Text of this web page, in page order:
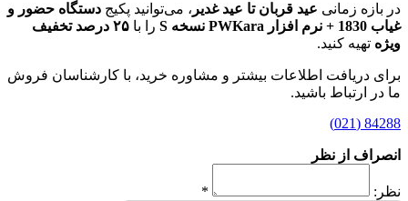
در بازه زمانی عید قربان تا عید غدیر ، می‌توانید پکیج دستگاه حضور و
غیاب 1830 + نرم افزار PWKara نسخه S
را با
۲۵ درصد تخفیف
ویژه تهیه کنید.
برای دریافت اطلاعات بیشتر و مشاوره خرید، با کارشناسان فروش
ما در ارتباط باشید.
84288 (021)
انصراف از نظر
نظر: *